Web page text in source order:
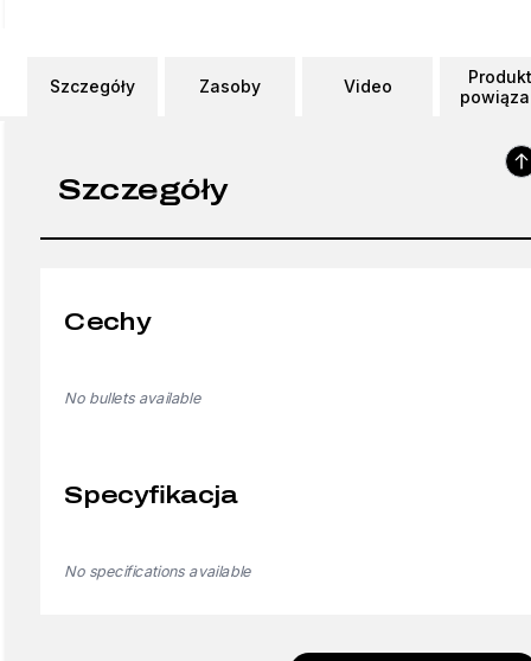
Szczegóły Zasoby Video
Szczegóły
Cechy
No bullets available
Specyfikacja
No specifications available